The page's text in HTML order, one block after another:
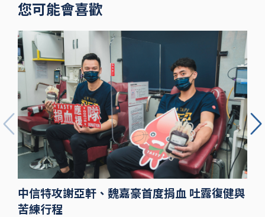
您可能會喜歡
中信特攻謝亞軒、魏嘉豪首度捐血 吐露復健與
苦練行程